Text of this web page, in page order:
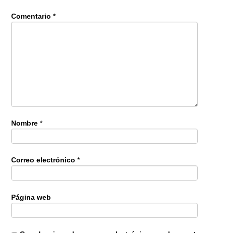
Comentario *
Nombre *
Correo electrónico *
Página web